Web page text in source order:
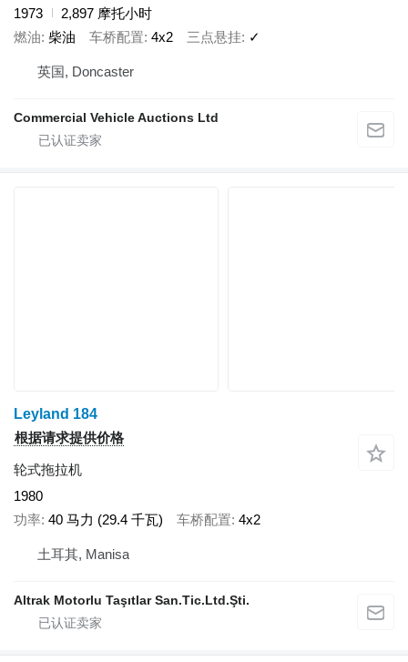
1973
2,897 摩托小时
燃油 柴油 车桥配置 4x2 三点悬挂 ✓
英国, Doncaster
Commercial Vehicle Auctions Ltd
Leyland 184
根据请求提供价格
轮式拖拉机
1980
功率 40 马力 (29.4 千瓦) 车桥配置 4x2
土耳其, Manisa
Altrak Motorlu Taşıtlar San.Tic.Ltd.Şti.